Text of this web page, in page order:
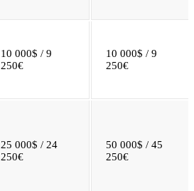
10 000$ / 9
250€
10 000$ / 9
250€
25 000$ / 24
250€
50 000$ / 45
250€